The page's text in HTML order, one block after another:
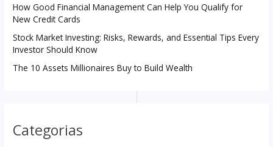
How Good Financial Management Can Help You Qualify for
New Credit Cards
Stock Market Investing: Risks, Rewards, and Essential Tips Every
Investor Should Know
The 10 Assets Millionaires Buy to Build Wealth
Categorias